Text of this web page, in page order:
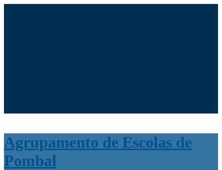
Agrupamento de Escolas de
Pombal